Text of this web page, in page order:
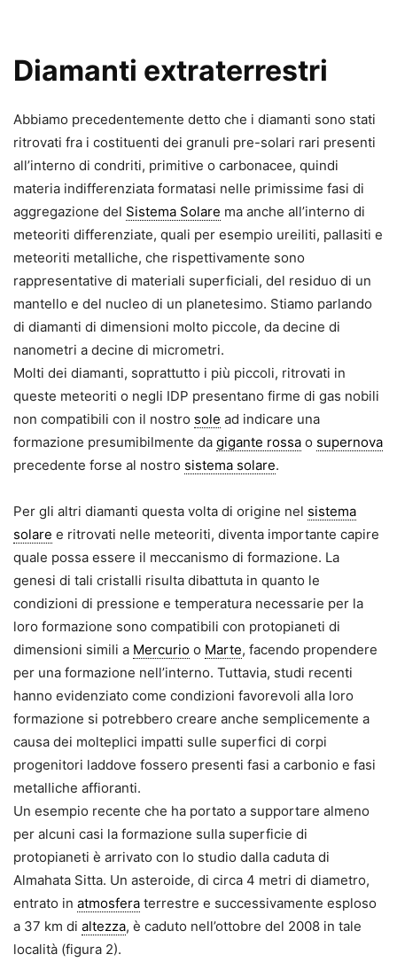
Diamanti extraterrestri
Abbiamo precedentemente detto che i diamanti sono stati
ritrovati fra i costituenti dei granuli pre-solari rari presenti
all’interno di condriti, primitive o carbonacee, quindi
materia indifferenziata formatasi nelle primissime fasi di
aggregazione del Sistema Solare ma anche all’interno di
meteoriti differenziate, quali per esempio ureiliti, pallasiti e
meteoriti metalliche, che rispettivamente sono
rappresentative di materiali superficiali, del residuo di un
mantello e del nucleo di un planetesimo. Stiamo parlando
di diamanti di dimensioni molto piccole, da decine di
nanometri a decine di micrometri.
Molti dei diamanti, soprattutto i più piccoli, ritrovati in
queste meteoriti o negli IDP presentano firme di gas nobili
non compatibili con il nostro sole ad indicare una
formazione presumibilmente da gigante rossa o supernova
precedente forse al nostro sistema solare.
Per gli altri diamanti questa volta di origine nel sistema
solare e ritrovati nelle meteoriti, diventa importante capire
quale possa essere il meccanismo di formazione. La
genesi di tali cristalli risulta dibattuta in quanto le
condizioni di pressione e temperatura necessarie per la
loro formazione sono compatibili con protopianeti di
dimensioni simili a Mercurio o Marte, facendo propendere
per una formazione nell’interno. Tuttavia, studi recenti
hanno evidenziato come condizioni favorevoli alla loro
formazione si potrebbero creare anche semplicemente a
causa dei molteplici impatti sulle superfici di corpi
progenitori laddove fossero presenti fasi a carbonio e fasi
metalliche affioranti.
Un esempio recente che ha portato a supportare almeno
per alcuni casi la formazione sulla superficie di
protopianeti è arrivato con lo studio dalla caduta di
Almahata Sitta. Un asteroide, di circa 4 metri di diametro,
entrato in atmosfera terrestre e successivamente esploso
a 37 km di altezza, è caduto nell’ottobre del 2008 in tale
località (figura 2).